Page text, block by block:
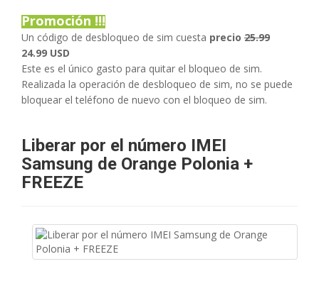
Promoción !!!
Un código de desbloqueo de sim cuesta precio 25.99
24.99 USD
Este es el único gasto para quitar el bloqueo de sim.
Realizada la operación de desbloqueo de sim, no se puede
bloquear el teléfono de nuevo con el bloqueo de sim.
Liberar por el número IMEI
Samsung de Orange Polonia +
FREEZE